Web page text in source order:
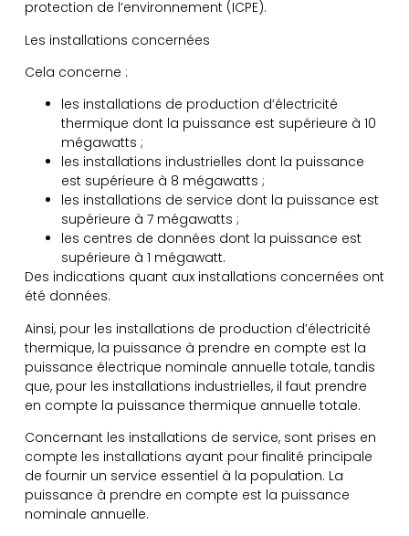
protection de l’environnement (ICPE).
Les installations concernées
Cela concerne :
les installations de production d’électricité
thermique dont la puissance est supérieure à 10
mégawatts ;
les installations industrielles dont la puissance
est supérieure à 8 mégawatts ;
les installations de service dont la puissance est
supérieure à 7 mégawatts ;
les centres de données dont la puissance est
supérieure à 1 mégawatt.
Des indications quant aux installations concernées ont
été données.
Ainsi, pour les installations de production d’électricité
thermique, la puissance à prendre en compte est la
puissance électrique nominale annuelle totale, tandis
que, pour les installations industrielles, il faut prendre
en compte la puissance thermique annuelle totale.
Concernant les installations de service, sont prises en
compte les installations ayant pour finalité principale
de fournir un service essentiel à la population. La
puissance à prendre en compte est la puissance
nominale annuelle.